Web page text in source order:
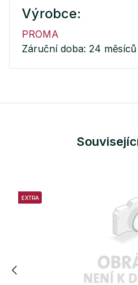
Výrobce:
PROMA
Záruční doba: 24 měsíců
EXTRA